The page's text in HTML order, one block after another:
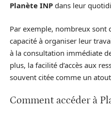
Planète INP dans leur
Par exemple, nombreux sont
capacité à organiser leur
à la consultation immédiate
plus, la facilité d’accès aux
souvent citée comme un
Comment accéder à